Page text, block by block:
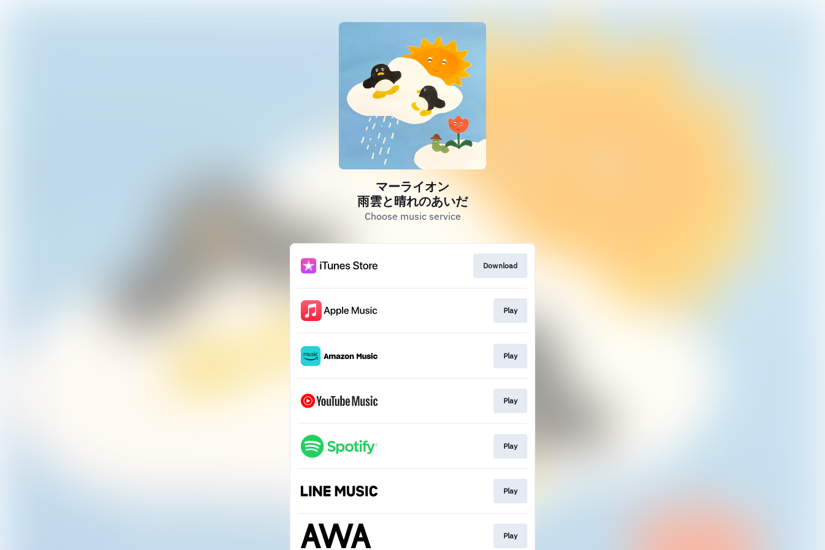
マーライオン
雨雲と晴れのあいだ
Choose music service
Download
Play
Play
Play
Play
Play
Play